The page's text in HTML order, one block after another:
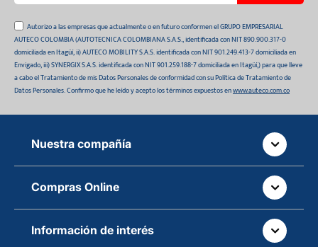
Autorizo a las empresas que actualmente o en futuro conformen el GRUPO EMPRESARIAL
AUTECO COLOMBIA (AUTOTECNICA COLOMBIANA S.A.S., identificada con NIT 890.900.317-0
domiciliada en Itagüí, ii) AUTECO MOBILITY S.A.S. identificada con NIT 901.249.413-7 domiciliada en
Envigado, iii) SYNERGIX S.A.S. identificada con NIT 901.259.188-7 domiciliada en Itagüí,) para que lleve
a cabo el Tratamiento de mis Datos Personales de conformidad con su Política de Tratamiento de
Datos Personales. Confirmo que he leído y acepto los términos expuestos enwww.auteco.com.co
Nuestra compañía
Quiénes somos
Auteco sostenible
Movilidad Segura
Compras Online
¿Dónde está tu pedido?
Información de interés